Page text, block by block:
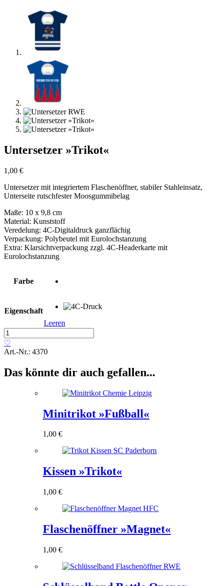
Untersetzer »Trikot«
1,00 €
Untersetzer mit integriertem Flaschenöffner, stabiler Stahleinsatz,
Unterseite rutschfester Moosgummibelag
Maße: 10 x 9,8 cm
Material: Kunststoff
Veredelung: 4C-Digitaldruck ganzflächig
Verpackung: Polybeutel mit Eurolochstanzung
Extra: Klarsichtverpackung zzgl. 4C-Headerkarte mit
Eurolochstanzung
Farbe
Eigenschaft
Leeren
Untersetzer
»Trikot«
Menge
♡
Art.-Nr.: 4370
Das könnte dir auch gefallen...
Minitrikot »Fußball«
1,00 €
Kissen »Trikot«
1,00 €
Flaschenöffner »Magnet«
1,00 €